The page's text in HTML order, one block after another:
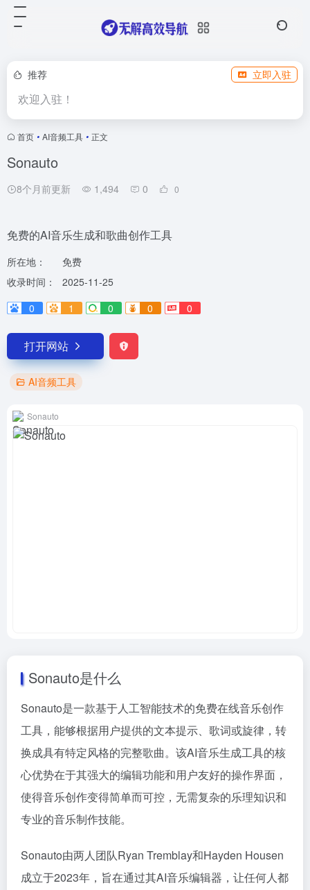
推荐 立即入驻
欢迎入驻！
首页 • AI音频工具 • 正文
Sonauto
8个月前更新 1,494 0 0
免费的AI音乐生成和歌曲创作工具
所在地：
免费
收录时间：
2025-11-25
0
1 0 0 0
打开网站
AI音频工具
Sonauto
Sonauto是什么
Sonauto是一款基于人工智能技术的免费在线音乐创作
工具，能够根据用户提供的文本提示、歌词或旋律，转
换成具有特定风格的完整歌曲。该AI音乐生成工具的核
心优势在于其强大的编辑功能和用户友好的操作界面，
使得音乐创作变得简单而可控，无需复杂的乐理知识和
专业的音乐制作技能。
Sonauto由两人团队Ryan Tremblay和Hayden Housen
成立于2023年，旨在通过其AI音乐编辑器，让任何人都